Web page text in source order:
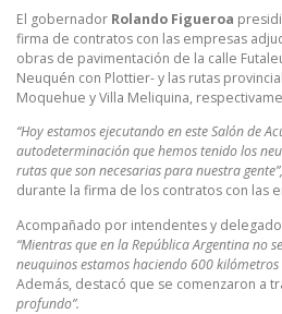
El gobernador Rolando Figueroa
firma de contratos con las empresas
obras de pavimentación de la calle
Neuquén con Plottier- y las rutas
Moquehue y Villa Meliquina,
“Hoy estamos ejecutando en este Salón de
autodeterminación que hemos tenido los
rutas que son necesarias para nuestra gente”,
durante la firma de los contratos con las
Acompañado por intendentes y
“Mientras que en la República Argentina no
neuquinos estamos haciendo 600
Además, destacó que se comenzaron a
profundo”.